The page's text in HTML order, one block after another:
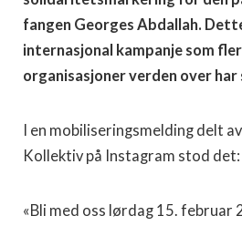
fangen Georges Abdallah.
internasjonal kampanje som
organisasjoner verden over
I en mobiliseringsmelding delt
Kollektiv på Instagram stod det:
«Bli med oss lørdag 15. februar